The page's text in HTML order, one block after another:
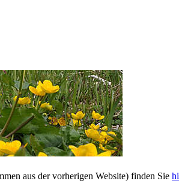
aus der vorherigen Website) finden Sie